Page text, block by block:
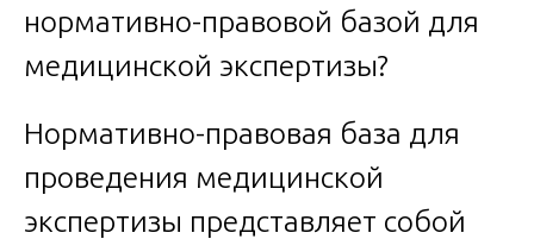
Нормативно-правовая база для
проведения медицинской
экспертизы представляет собой